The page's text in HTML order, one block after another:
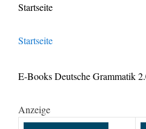
Startseite
Startseite
E-Books Deutsche Grammatik
Anzeige